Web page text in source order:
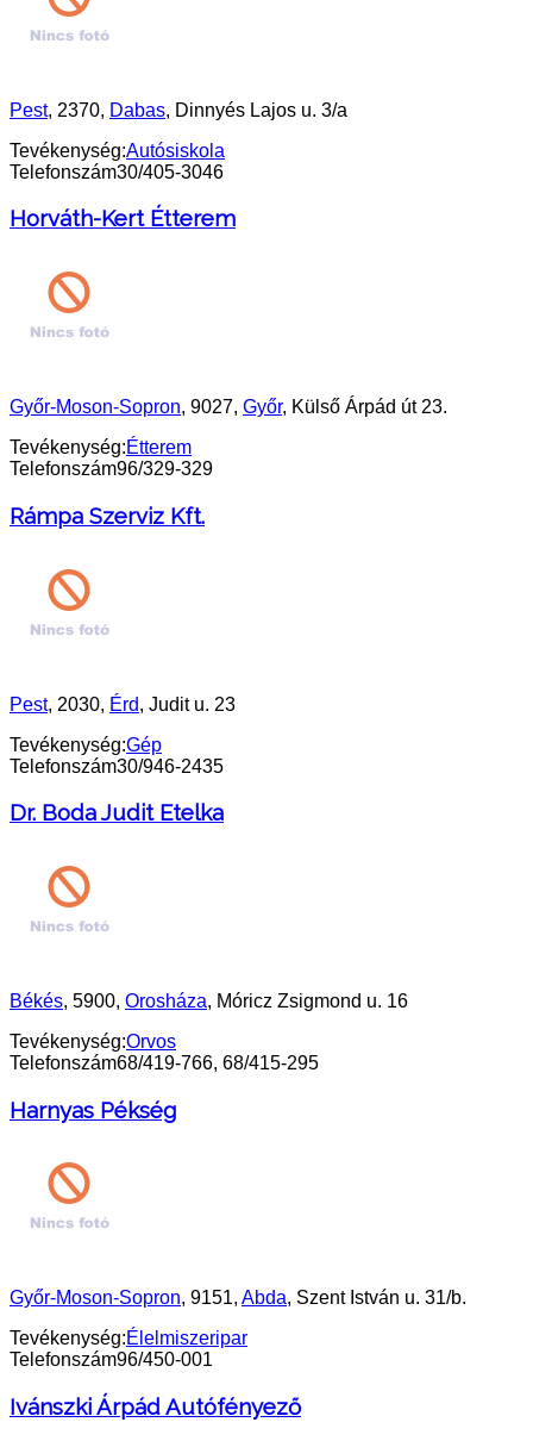
Pest, 2370, Dabas, Dinnyés Lajos u. 3/a
Tevékenység:Autósiskola
Telefonszám30/405-3046
Horváth-Kert Étterem
Győr-Moson-Sopron, 9027, Győr, Külső Árpád út 23.
Tevékenység:Étterem
Telefonszám96/329-329
Rámpa Szerviz Kft.
Pest, 2030, Érd, Judit u. 23
Tevékenység:Gép
Telefonszám30/946-2435
Dr. Boda Judit Etelka
Békés, 5900, Orosháza, Móricz Zsigmond u. 16
Tevékenység:Orvos
Telefonszám68/419-766, 68/415-295
Harnyas Pékség
Győr-Moson-Sopron, 9151, Abda, Szent István u. 31/b.
Tevékenység:Élelmiszeripar
Telefonszám96/450-001
Ivánszki Árpád Autófényező